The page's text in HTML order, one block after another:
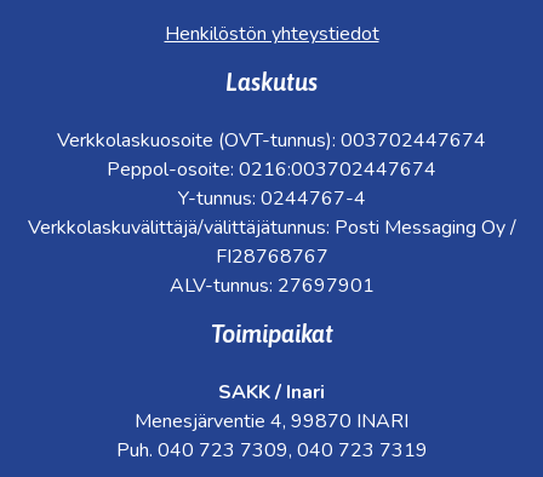
Henkilöstön yhteystiedot
Laskutus
Verkkolaskuosoite (OVT-tunnus): 003702447674
Peppol-osoite: 0216:003702447674
Y-tunnus: 0244767-4
Verkkolaskuvälittäjä/välittäjätunnus: Posti Messaging Oy /
FI28768767
ALV-tunnus: 27697901
Toimipaikat
SAKK / Inari
Menesjärventie 4, 99870 INARI
Puh. 040 723 7309, 040 723 7319